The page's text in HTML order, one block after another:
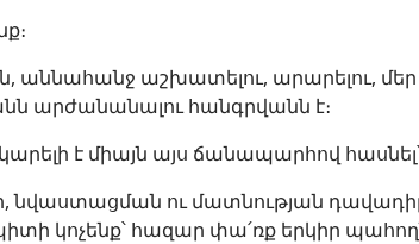
աննահանջ աշխատելու, արարելու, մեր
արժանանալու հանգրվանն է։
է միայն այս ճանապարհով հասնել՝
նվաստացման ու մատնության
կոչենք՝ հազար փա՛ռք երկիր